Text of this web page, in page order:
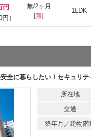
円
）
無/2ヶ月
[無]
1LDK
全に暮らしたい！セキュリテ
所在地
交通
築年月／建物階